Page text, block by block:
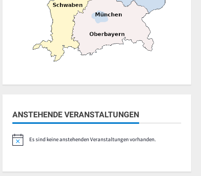
ANSTEHENDE VERANSTALTUNGEN
HinweisEs sind keine anstehenden Veranstaltungen vorhanden.